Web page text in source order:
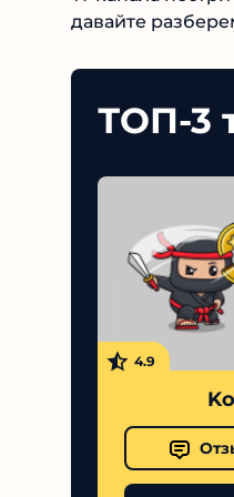
давайте
ТОП-3
4.9